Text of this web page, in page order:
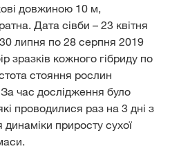
довжиною 10 м,
Дата сівби – 23 квітня
липня по 28 серпня 2019
зразків кожного гібриду по
стояння рослин
час дослідження було
проводилися раз на 3 дні з
приросту сухої